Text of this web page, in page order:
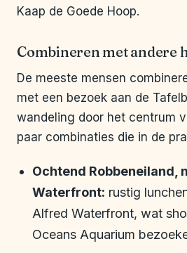
Kaap de Goede Hoop.
Combineren met andere
De meeste mensen
met een bezoek aan de
wandeling door het centrum
paar combinaties die in de
Ochtend Robbeneiland,
Waterfront: rustig
Alfred Waterfront, wat
Oceans Aquarium